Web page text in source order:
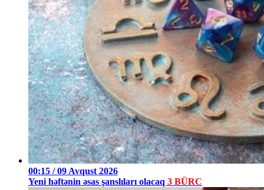
00:15 / 09 Avqust 2026
Yeni həftənin əsas şanslıları olacaq 3 BÜRC